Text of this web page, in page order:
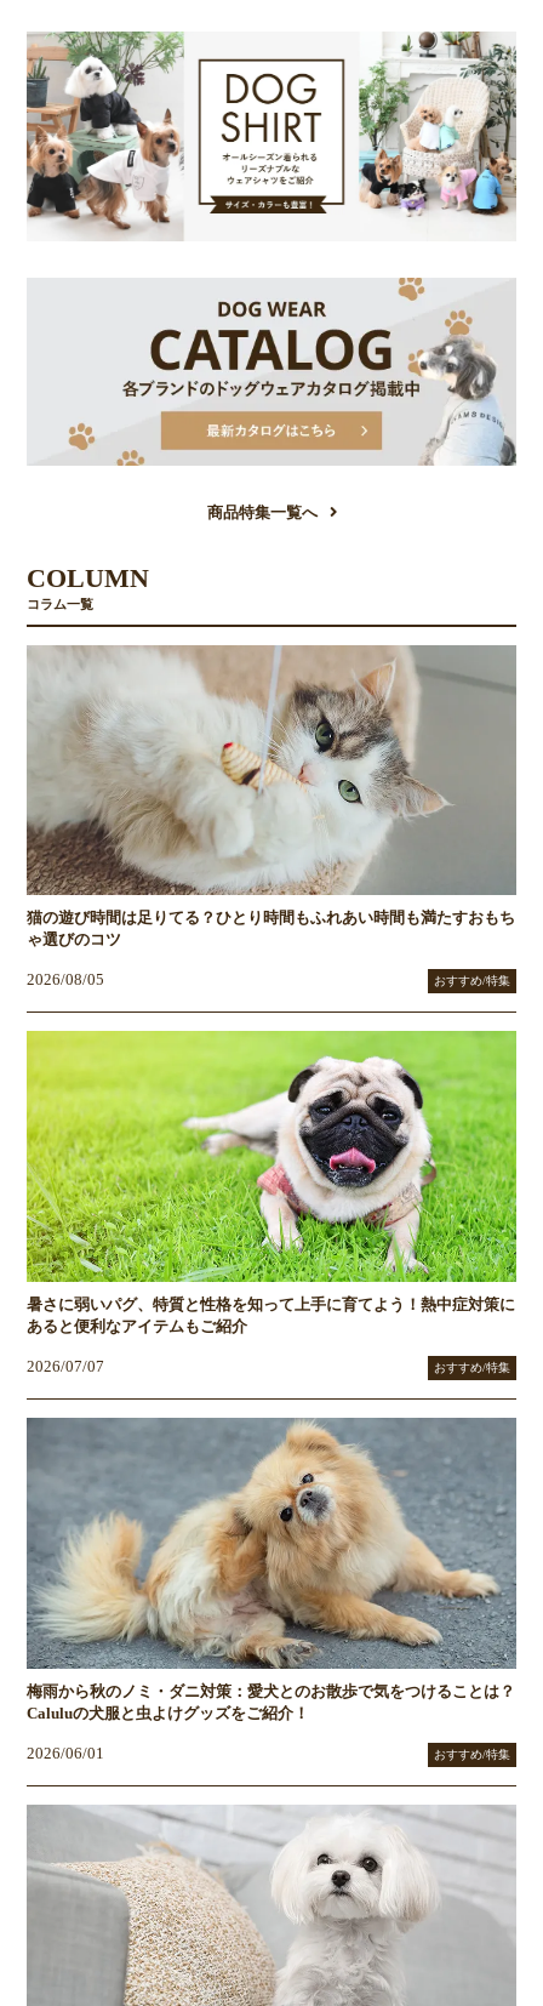
商品特集一覧へ
COLUMN
コラム一覧
猫の遊び時間は足りてる？ひとり時間もふれあい時間も満たすおもち
ゃ選びのコツ
2026/08/05 おすすめ/特集
暑さに弱いパグ、特質と性格を知って上手に育てよう！熱中症対策に
あると便利なアイテムもご紹介
2026/07/07 おすすめ/特集
梅雨から秋のノミ・ダニ対策：愛犬とのお散歩で気をつけることは？
Caluluの犬服と虫よけグッズをご紹介！
2026/06/01 おすすめ/特集